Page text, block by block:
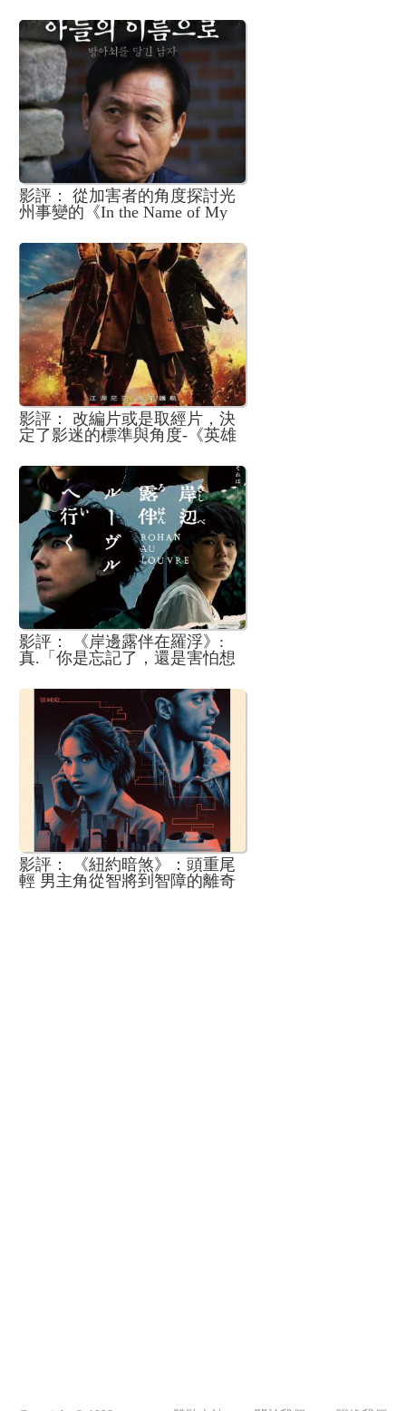
影評： 從加害者的角度探討光
州事變的《In the Name of My
影評： 改編片或是取經片，決
定了影迷的標準與角度-《英雄
影評： 《岸邊露伴在羅浮》:
真.「你是忘記了，還是害怕想
影評： 《紐約暗煞》：頭重尾
輕 男主角從智將到智障的離奇